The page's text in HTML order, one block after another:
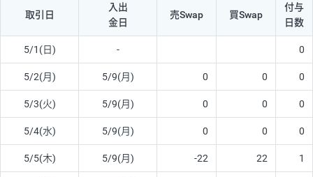
取引日
入出
金日
売Swap 買Swap
付与
日数
5/1(日) - 0
5/2(月) 5/9(月) 0 0 0
5/3(火) 5/9(月) 0 0 0
5/4(水) 5/9(月) 0 0 0
5/5(木) 5/9(月) -22 22 1